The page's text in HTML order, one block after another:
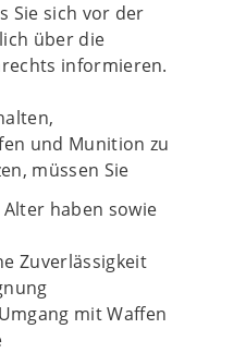
Sie sich vor der
über die
informieren.
und Munition zu
müssen Sie
haben sowie
Zuverlässigkeit
mit Waffen